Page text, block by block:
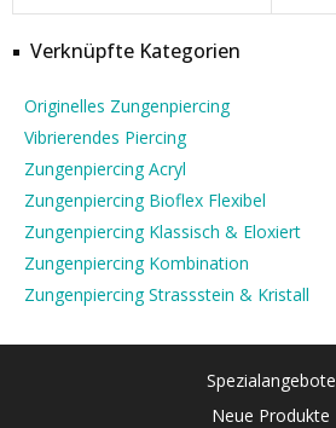
Verknüpfte Kategorien
Originelles Zungenpiercing
Vibrierendes Piercing
Zungenpiercing Acryl
Zungenpiercing Bioflex Flexibel
Zungenpiercing Klassisch & Eloxiert
Zungenpiercing Kombination
Zungenpiercing Strassstein & Kristall
Spezialangebote
Neue Produkte